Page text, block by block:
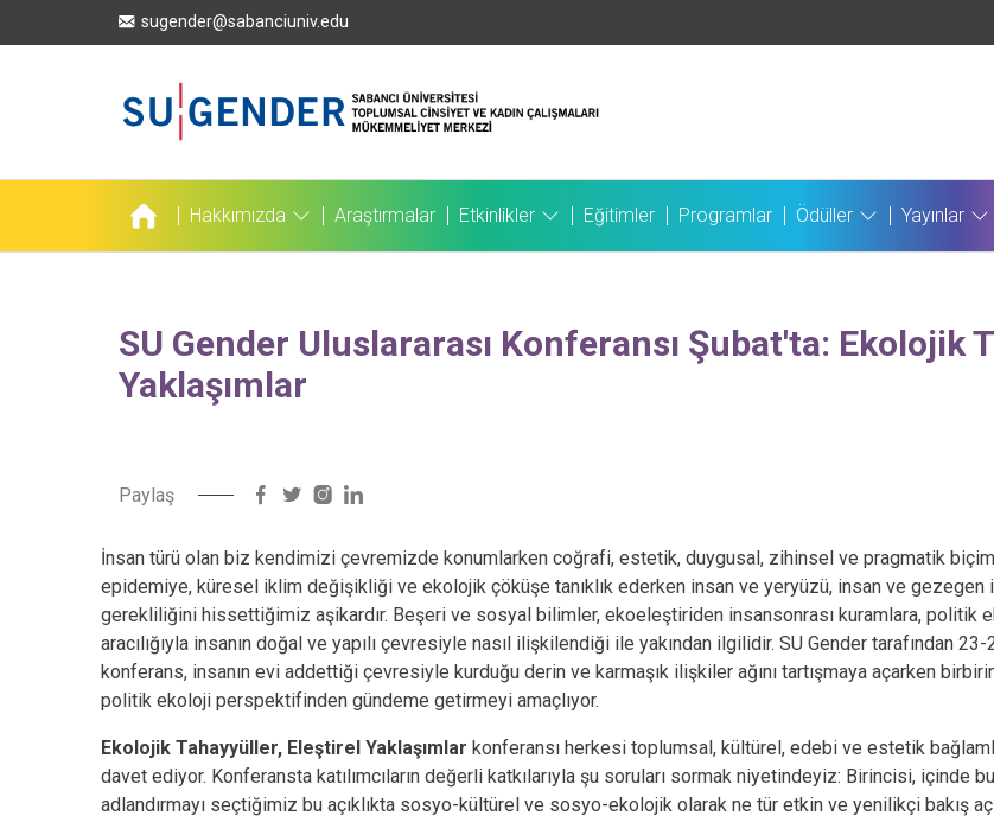
atla
sugender@sabanciuniv.edu
Ana
gezinti
Hakkımızda Araştırmalar Etkinlikler Eğitimler Programlar Ödüller Yayınlar
SU Gender Uluslararası Konferansı Şubat'ta: Ekolojik
Yaklaşımlar
Paylaş
İnsan türü olan biz kendimizi çevremizde konumlarken coğrafi, estetik, duygusal, zihinsel ve pragmatik
epidemiye, küresel iklim değişikliği ve ekolojik çöküşe tanıklık ederken insan ve yeryüzü, insan ve
gerekliliğini hissettiğimiz aşikardır. Beşeri ve sosyal bilimler, ekoeleştiriden insansonrası kuramlara, politik
aracılığıyla insanın doğal ve yapılı çevresiyle nasıl ilişkilendiği ile yakından ilgilidir. SU Gender tarafından
konferans, insanın evi addettiği çevresiyle kurduğu derin ve karmaşık ilişkiler ağını tartışmaya açarken
politik ekoloji perspektifinden gündeme getirmeyi amaçlıyor.
Ekolojik Tahayyüller, Eleştirel Yaklaşımlar konferansı herkesi toplumsal, kültürel, edebi ve estetik
davet ediyor. Konferansta katılımcıların değerli katkılarıyla şu soruları sormak niyetindeyiz: Birincisi, içinde
adlandırmayı seçtiğimiz bu açıklıkta sosyo-kültürel ve sosyo-ekolojik olarak ne tür etkin ve yenilikçi bakış